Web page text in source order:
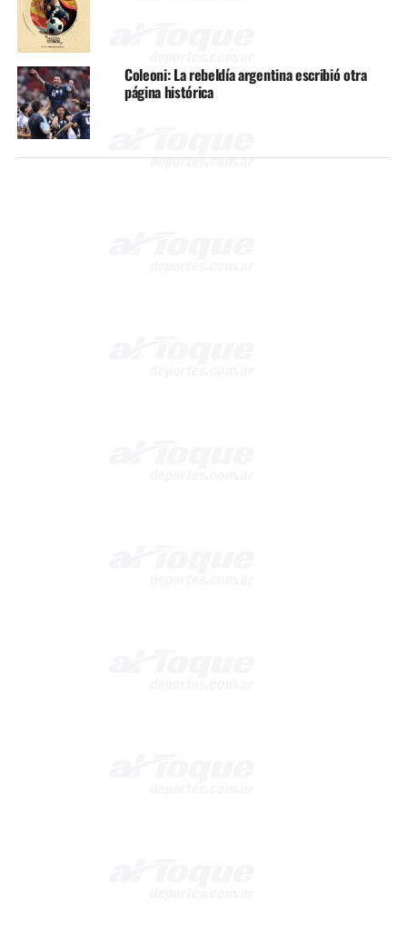
Coleoni: La rebeldía argentina escribió otra
página histórica